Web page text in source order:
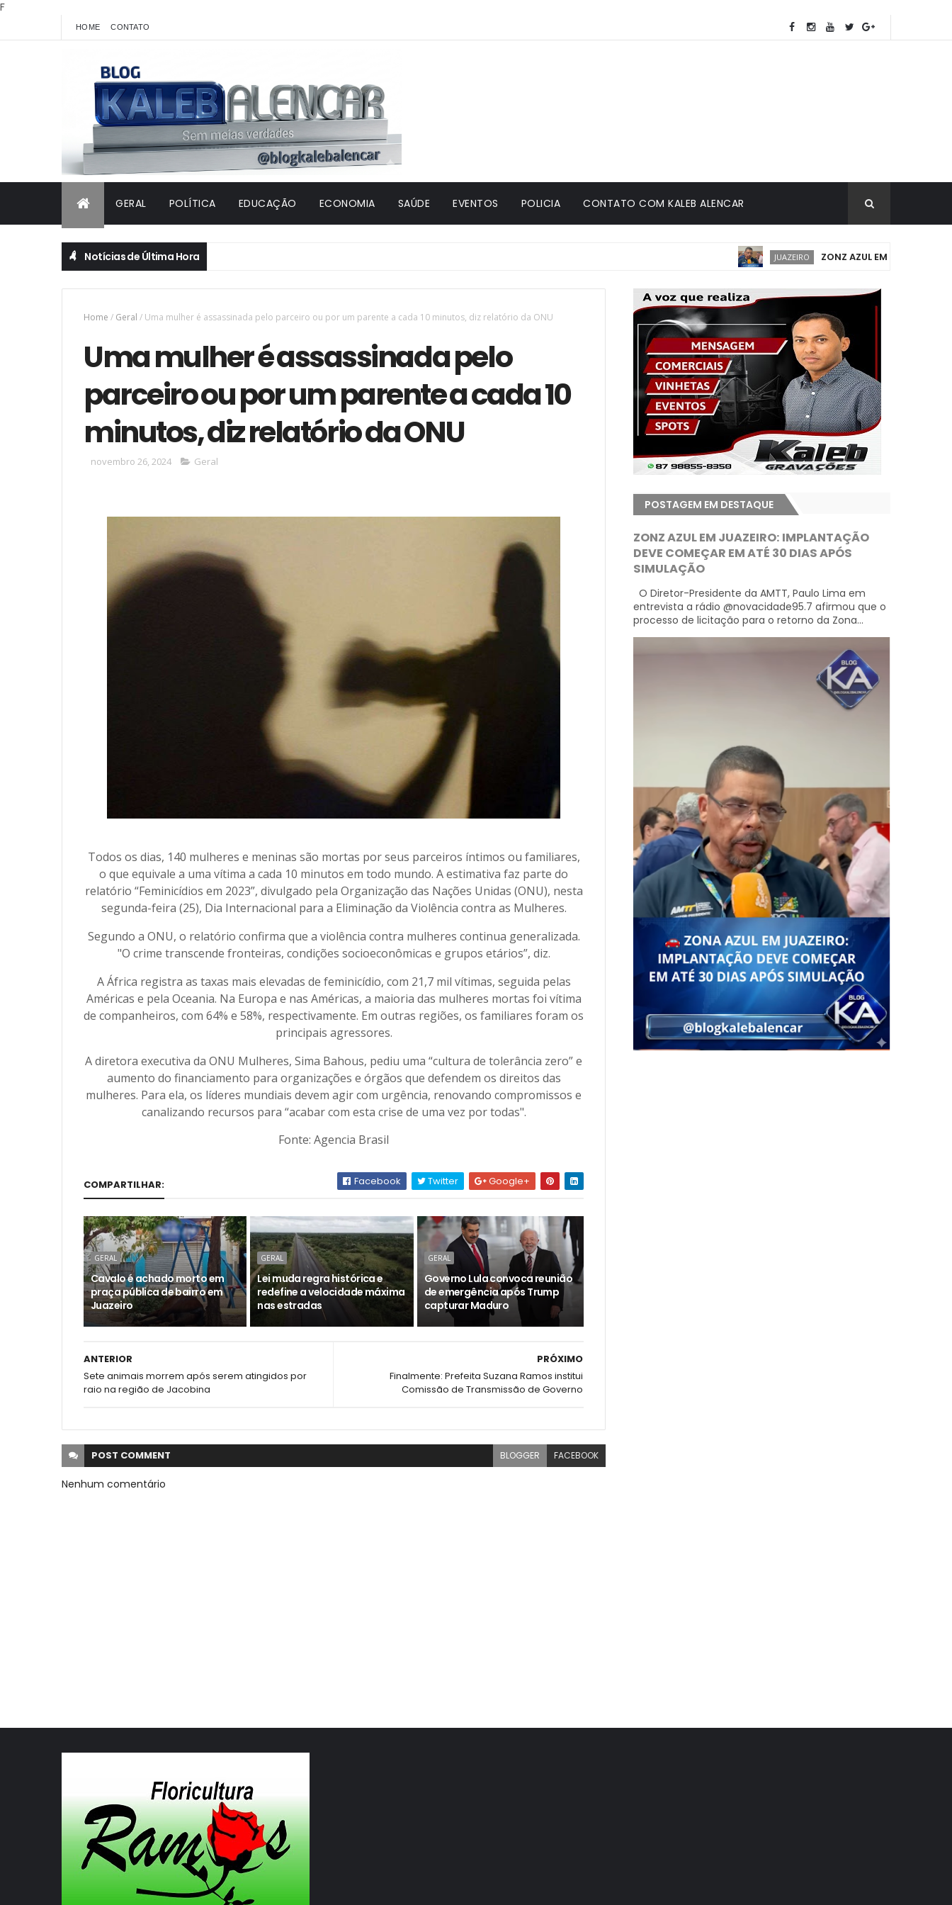
F
HOME CONTATO
GERAL POLÍTICA EDUCAÇÃO ECONOMIA SAÚDE EVENTOS POLICIA CONTATO COM KALEB ALENCAR
Notícias de Última Hora JUAZEIRO ZONZ AZUL EM JUAZEIRO:
Home / Geral / Uma mulher é assassinada pelo parceiro ou por um parente a cada 10 minutos, diz relatório da ONU
Uma mulher é assassinada pelo
parceiro ou por um parente a cada 10
minutos, diz relatório da ONU
novembro 26, 2024 Geral
Todos os dias, 140 mulheres e meninas são mortas por seus parceiros íntimos ou familiares,
o que equivale a uma vítima a cada 10 minutos em todo mundo. A estimativa faz parte do
relatório “Feminicídios em 2023”, divulgado pela Organização das Nações Unidas (ONU), nesta
segunda-feira (25), Dia Internacional para a Eliminação da Violência contra as Mulheres.
Segundo a ONU, o relatório confirma que a violência contra mulheres continua generalizada.
"O crime transcende fronteiras, condições socioeconômicas e grupos etários”, diz.
A África registra as taxas mais elevadas de feminicídio, com 21,7 mil vítimas, seguida pelas
Américas e pela Oceania. Na Europa e nas Américas, a maioria das mulheres mortas foi vítima
de companheiros, com 64% e 58%, respectivamente. Em outras regiões, os familiares foram os
principais agressores.
A diretora executiva da ONU Mulheres, Sima Bahous, pediu uma “cultura de tolerância zero” e
aumento do financiamento para organizações e órgãos que defendem os direitos das
mulheres. Para ela, os líderes mundiais devem agir com urgência, renovando compromissos e
canalizando recursos para “acabar com esta crise de uma vez por todas".
Fonte: Agencia Brasil
COMPARTILHAR: Facebook Twitter Google+
GERAL
Cavalo é achado morto em
praça pública de bairro em
Juazeiro
GERAL
Lei muda regra histórica e
redefine a velocidade máxima
nas estradas
GERAL
Governo Lula convoca reunião
de emergência após Trump
capturar Maduro
PRÓXIMO
Finalmente: Prefeita Suzana Ramos institui
Comissão de Transmissão de Governo
ANTERIOR
Sete animais morrem após serem atingidos por
raio na região de Jacobina
POST COMMENT BLOGGER FACEBOOK
Nenhum comentário
POSTAGEM EM DESTAQUE
ZONZ AZUL EM JUAZEIRO: IMPLANTAÇÃO
DEVE COMEÇAR EM ATÉ 30 DIAS APÓS
SIMULAÇÃO
O Diretor-Presidente da AMTT, Paulo Lima em
entrevista a rádio @novacidade95.7 afirmou que o
processo de licitação para o retorno da Zona...